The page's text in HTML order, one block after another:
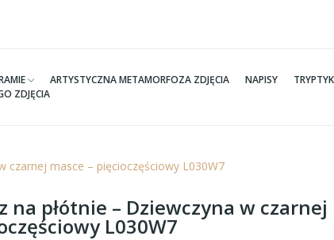
ARTYSTYCZNA METAMORFOZA ZDJĘCIA NAPISY
ZDJĘCIA
czarnej masce – pięcioczęściowy L030W7
na płótnie – Dziewczyna w czarnej
L030W7